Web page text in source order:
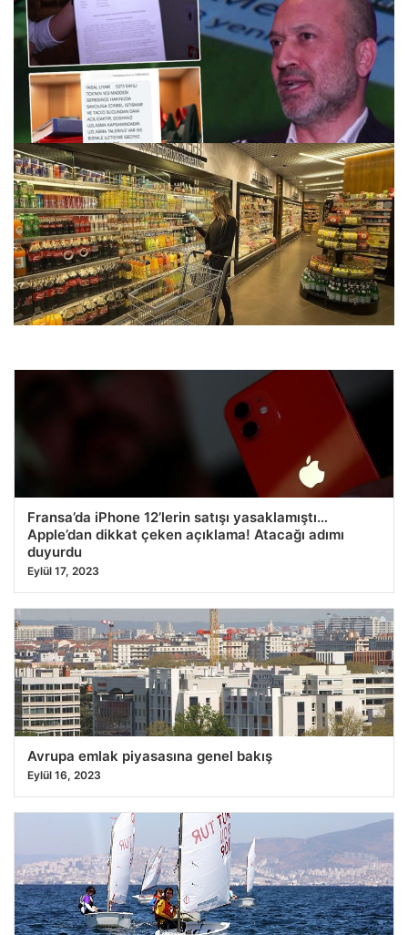
Dört Yıldır Süren Dolandırıcılık Kabusu: Avukatın Telefonu
Susmuyor
26.07.2026 10:16
Enflasyon verileri ne zaman açıklanacak? 2026 TÜİK mart
Fransa’da iPhone 12’lerin satışı yasaklamıştı…
Apple’dan dikkat çeken açıklama! Atacağı adımı
duyurdu
Eylül 17, 2023
Avrupa emlak piyasasına genel bakış
Eylül 16, 2023